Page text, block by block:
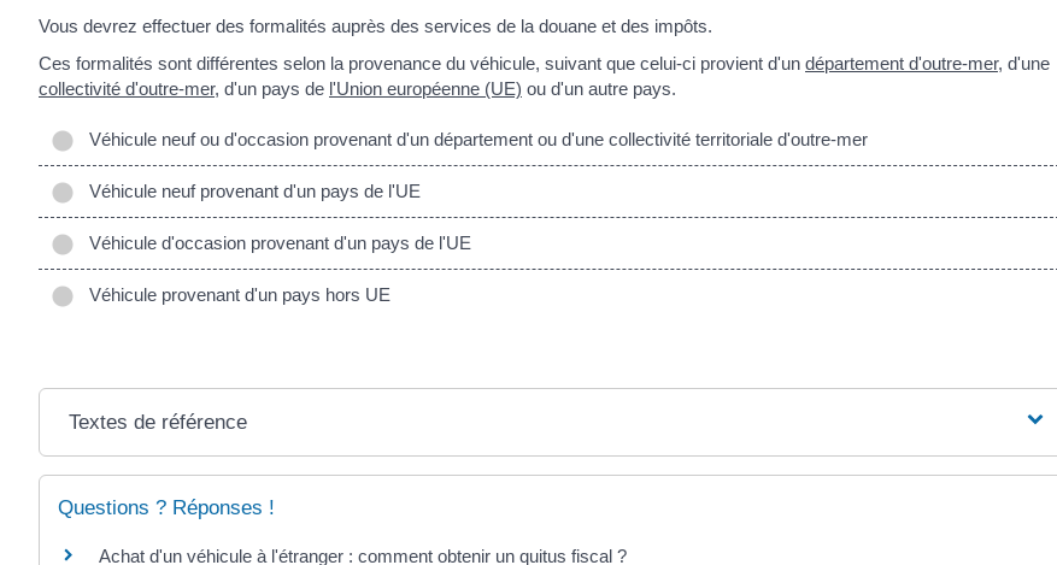
Vous devrez effectuer des formalités auprès des services de la douane et des impôts.
Ces formalités sont différentes selon la provenance du véhicule, suivant que celui-ci provient d'un département d'outre-mer, d'une
collectivité d'outre-mer, d'un pays de l'Union européenne (UE) ou d'un autre pays.
Véhicule neuf ou d'occasion provenant d'un département ou d'une collectivité territoriale d'outre-mer
Véhicule neuf provenant d'un pays de l'UE
Véhicule d'occasion provenant d'un pays de l'UE
Véhicule provenant d'un pays hors UE
Textes de référence
Questions ? Réponses !
Achat d'un véhicule à l'étranger : comment obtenir un quitus fiscal ?